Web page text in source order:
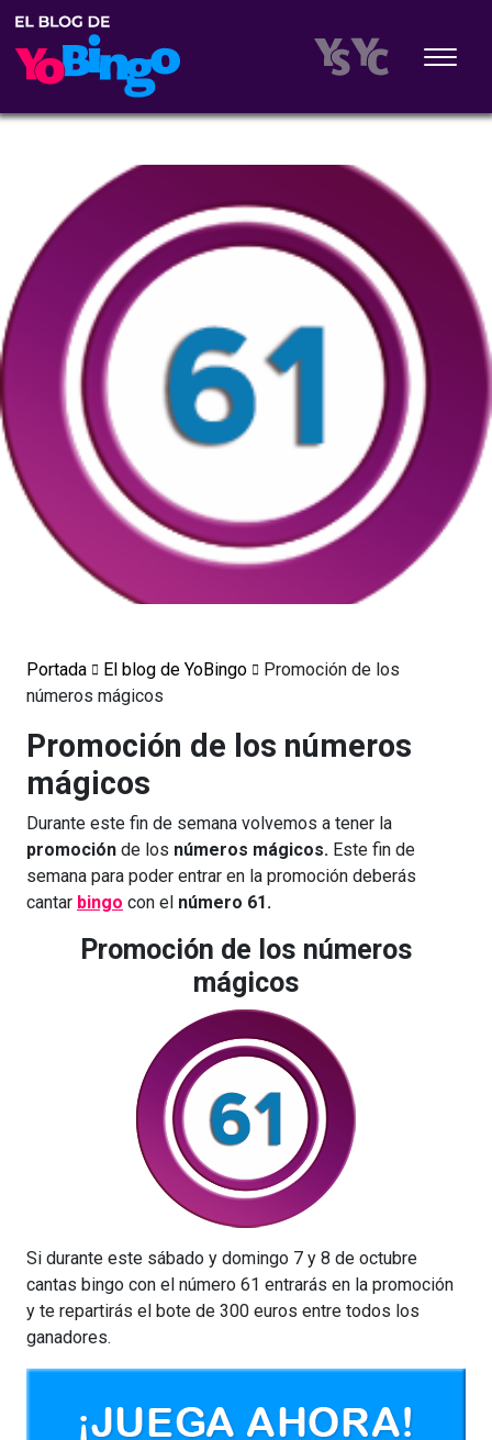
Portada El blog de YoBingo
Promoción de los
números mágicos
Promoción de los números
mágicos
Durante este fin de semana volvemos a tener la
promoción de los números mágicos. Este fin de
semana para poder entrar en la promoción deberás
cantar bingo con el número 61.
Promoción de los números
mágicos
Si durante este sábado y domingo 7 y 8 de octubre
cantas bingo con el número 61 entrarás en la promoción
y te repartirás el bote de 300 euros entre todos los
ganadores.